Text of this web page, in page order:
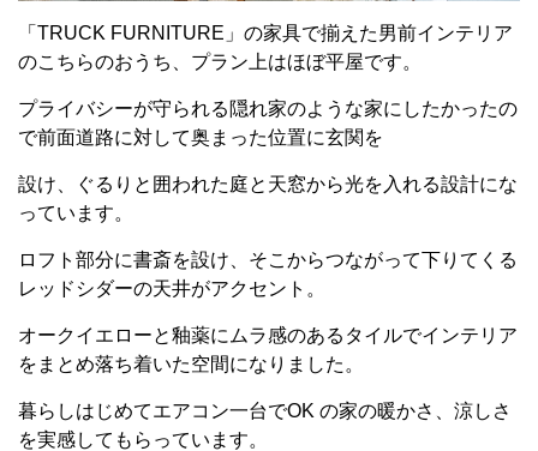
「TRUCK FURNITURE」の家具で揃えた男前インテリア
のこちらのおうち、プラン上はほぼ平屋です。
プライバシーが守られる隠れ家のような家にしたかったの
で前面道路に対して奥まった位置に玄関を
設け、ぐるりと囲われた庭と天窓から光を入れる設計にな
っています。
ロフト部分に書斎を設け、そこからつながって下りてくる
レッドシダーの天井がアクセント。
オークイエローと釉薬にムラ感のあるタイルでインテリア
をまとめ落ち着いた空間になりました。
暮らしはじめてエアコン一台でOK の家の暖かさ、涼しさ
を実感してもらっています。